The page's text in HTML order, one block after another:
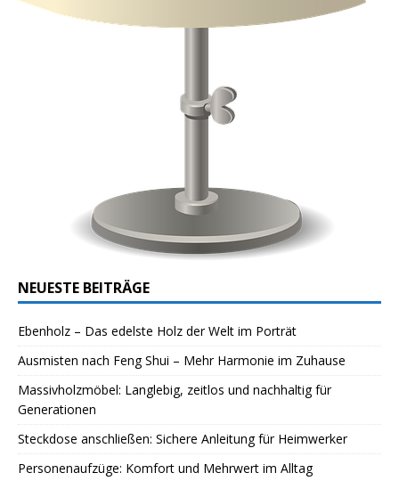
NEUESTE BEITRÄGE
Ebenholz – Das edelste Holz der Welt im Porträt
Ausmisten nach Feng Shui – Mehr Harmonie im Zuhause
Massivholzmöbel: Langlebig, zeitlos und nachhaltig für
Generationen
Steckdose anschließen: Sichere Anleitung für Heimwerker
Personenaufzüge: Komfort und Mehrwert im Alltag